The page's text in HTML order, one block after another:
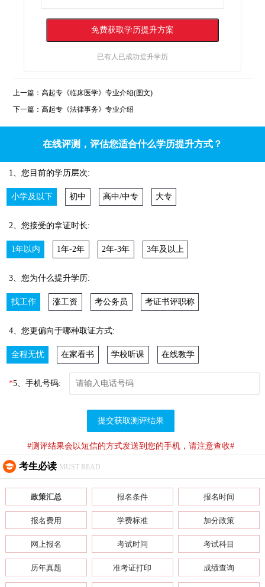
已有 人已成功提升学历
上一篇： 高起专《临床医学》专业介绍(图文)
下一篇： 高起专《法律事务》专业介绍
在线评测，评估您适合什么学历提升方式？
1、您目前的学历层次:
小学及以下 初中 高中/中专 大专
2、您接受的拿证时长:
1年以内 1年-2年 2年-3年 3年及以上
3、您为什么提升学历:
找工作 涨工资 考公务员 考证书评职称
4、您更偏向于哪种取证方式:
全程无忧 在家看书 学校听课 在线教学
*5、手机号码:
提交获取测评结果
#测评结果会以短信的方式发送到您的手机，请注意查收#
考生必读 MUST READ
政策汇总 报名条件 报名时间
报名费用 学费标准 加分政策
网上报名 考试时间 考试科目
历年真题 准考证打印 成绩查询